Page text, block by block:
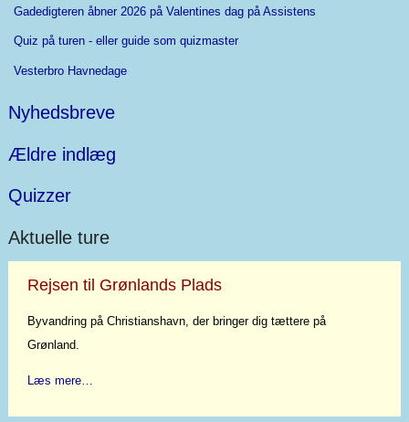
Gadedigteren åbner 2026 på Valentines dag på Assistens
Quiz på turen - eller guide som quizmaster
Vesterbro Havnedage
Nyhedsbreve
Ældre indlæg
Quizzer
Aktuelle ture
Rejsen til Grønlands Plads
Byvandring på Christianshavn, der bringer dig tættere på
Grønland.
Læs mere…